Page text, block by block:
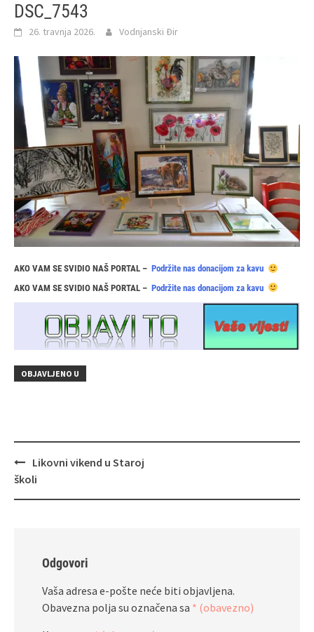
DSC_7543
26. travnja 2026. Vodnjanski Đir
AKO VAM SE SVIDIO NAŠ PORTAL – Podržite nas donacijom za kavu
AKO VAM SE SVIDIO NAŠ PORTAL – Podržite nas donacijom za kavu
OBJAVLJENO U
Navigacija
objava
Likovni vikend u Staroj
školi
Odgovori
Vaša adresa e-pošte neće biti objavljena.
Obavezna polja su označena sa * (obavezno)